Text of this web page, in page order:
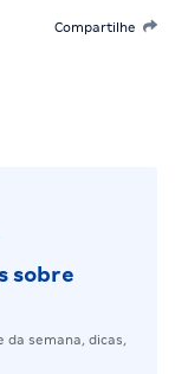
Compartilhe
sobre
da semana, dicas,